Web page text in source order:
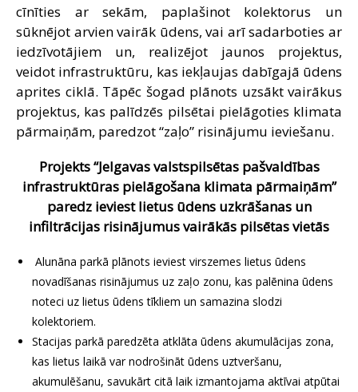
cīnīties ar sekām, paplašinot kolektorus un
sūknējot arvien vairāk ūdens, vai arī sadarboties ar
iedzīvotājiem un, realizējot jaunos projektus,
veidot infrastruktūru, kas iekļaujas dabīgajā ūdens
aprites ciklā. Tāpēc šogad plānots uzsākt vairākus
projektus, kas palīdzēs pilsētai pielāgoties klimata
pārmaiņām, paredzot “zaļo” risinājumu ieviešanu.
Projekts “Jelgavas valstspilsētas pašvaldības
infrastruktūras pielāgošana klimata pārmaiņām”
paredz ieviest lietus ūdens uzkrāšanas un
infiltrācijas risinājumus vairākās pilsētas vietās
Alunāna parkā plānots ieviest virszemes lietus ūdens
novadīšanas risinājumus uz zaļo zonu, kas palēnina ūdens
noteci uz lietus ūdens tīkliem un samazina slodzi
kolektoriem.
Stacijas parkā paredzēta atklāta ūdens akumulācijas zona,
kas lietus laikā var nodrošināt ūdens uztveršanu,
akumulēšanu, savukārt citā laik izmantojama aktīvai atpūtai